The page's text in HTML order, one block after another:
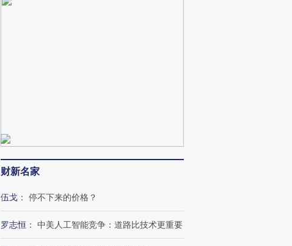
财新名家
伍戈 ： 停不下来的价格？
罗志恒 ： 中美人工智能竞争：道路比技术更重要